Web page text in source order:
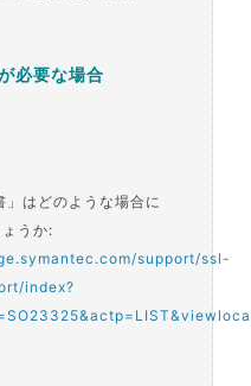
必要な場合
はどのような場合に
うか:
support/ssl-
index?